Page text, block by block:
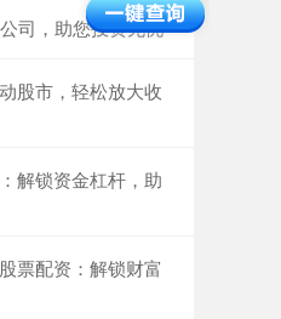
司，助您投资无忧
股市，轻松放大收
解锁资金杠杆，助
票配资：解锁财富